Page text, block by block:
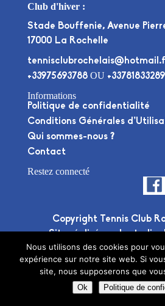
Club d'hiver :
Stade Bouffenie, Avenue
17000 La Rochelle
+33975693788OU +33781833289
Informations
Politique de confidentialité
Conditions Générales
Qui sommes-nous ?
Contact
Restez connecté
Copyright Tennis Club
Site réalisé par lestudio
Nous utilisons des cookies pour
expérience sur notre site web. Si
site, nous supposerons que
Ok Politique de